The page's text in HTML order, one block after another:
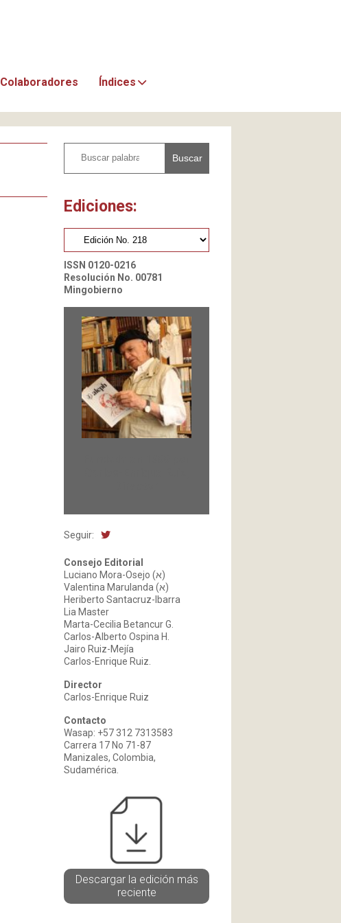
Colaboradores Índices
Buscar
Ediciones:
ISSN 0120-0216
Resolución No. 00781
Mingobierno
Seguir:
Consejo Editorial
Luciano Mora-Osejo (א)
Valentina Marulanda (א)
Heriberto Santacruz-Ibarra
Lia Master
Marta-Cecilia Betancur G.
Carlos-Alberto Ospina H.
Jairo Ruiz-Mejía
Carlos-Enrique Ruiz.
Director
Carlos-Enrique Ruiz
Contacto
Wasap: +57 312 7313583
Carrera 17 No 71-87
Manizales, Colombia,
Sudamérica.
Descargar la edición más
reciente